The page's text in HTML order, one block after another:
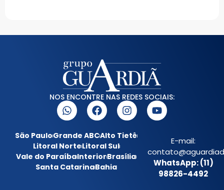
NOS ENCONTRE NAS REDES SOCIAIS:
São PauloGrande ABCAlto Tietê
Litoral NorteLitoral Sul
Vale do ParaíbaInteriorBrasília
Santa CatarinaBahia
E-mail:
WhatsApp: (11)
98826-4492